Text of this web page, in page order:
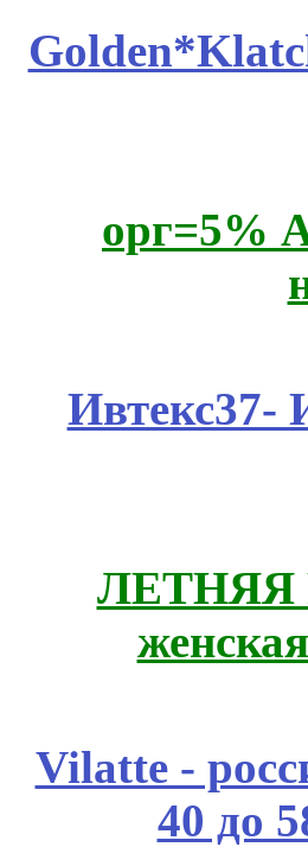
орг=5%
Ивтекс37-
ЛЕТНЯЯ
Vilatte -
40 до